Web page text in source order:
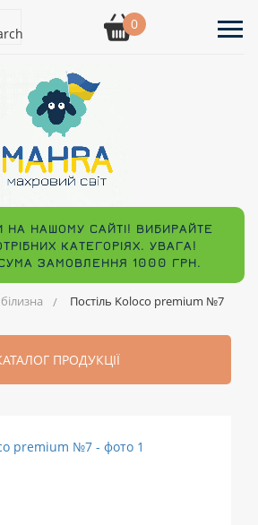
0
НА НАШОМУ САЙТІ! ВИБИРАЙТЕ
КАТЕГОРІЯХ. УВАГА!
ЗАМОВЛЕННЯ 1000 ГРН.
Постіль Koloco premium №7
ПРОДУКЦІЇ